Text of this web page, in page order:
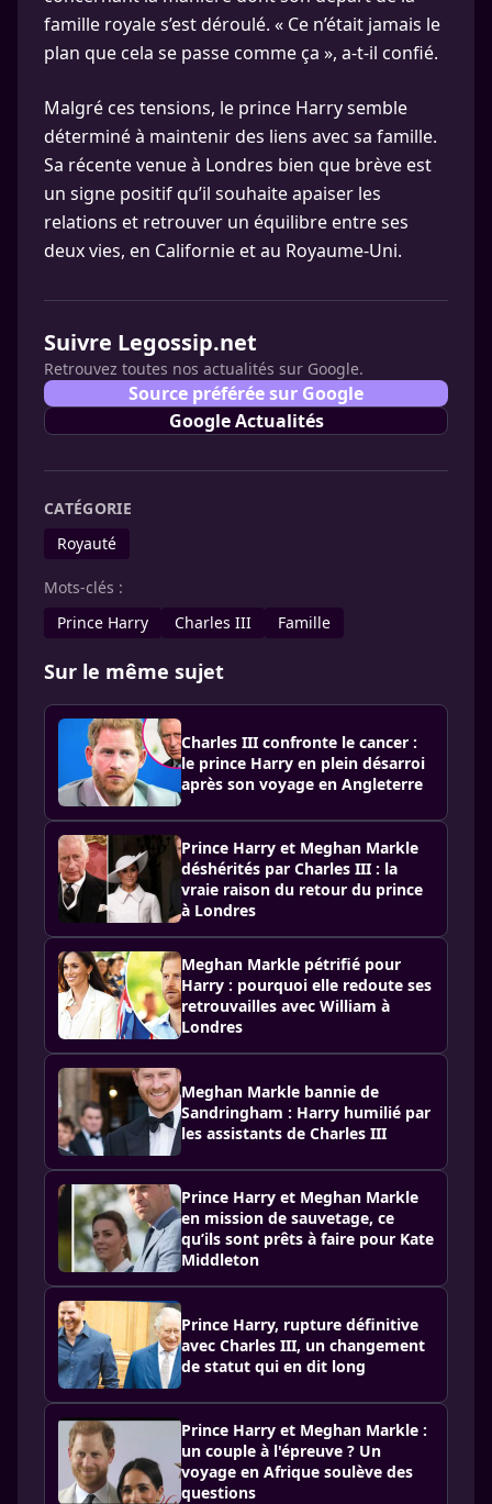
famille royale s’est déroulé. « Ce n’était jamais le
plan que cela se passe comme ça », a-t-il confié.
Malgré ces tensions, le prince Harry semble
déterminé à maintenir des liens avec sa famille.
Sa récente venue à Londres bien que brève est
un signe positif qu’il souhaite apaiser les
relations et retrouver un équilibre entre ses
deux vies, en Californie et au Royaume-Uni.
Suivre Legossip.net
Retrouvez toutes nos actualités sur Google.
Source préférée sur Google
Google Actualités
CATÉGORIE
Royauté
Mots-clés :
Prince Harry
Charles III Famille
Sur le même sujet
Charles III confronte le cancer :
le prince Harry en plein désarroi
après son voyage en Angleterre
Prince Harry et Meghan Markle
déshérités par Charles III : la
vraie raison du retour du prince
à Londres
Meghan Markle pétrifié pour
Harry : pourquoi elle redoute ses
retrouvailles avec William à
Londres
Meghan Markle bannie de
Sandringham : Harry humilié par
les assistants de Charles III
Prince Harry et Meghan Markle
en mission de sauvetage, ce
qu’ils sont prêts à faire pour Kate
Middleton
Prince Harry, rupture définitive
avec Charles III, un changement
de statut qui en dit long
Prince Harry et Meghan Markle :
un couple à l'épreuve ? Un
voyage en Afrique soulève des
questions